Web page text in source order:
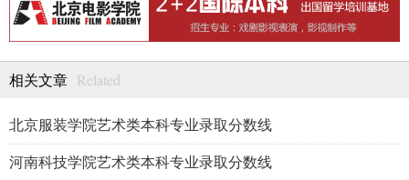
相关文章 Related
北京服装学院艺术类本科专业录取分数线
河南科技学院艺术类本科专业录取分数线